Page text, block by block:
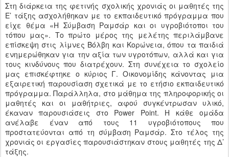
Στη διάρκεια της φετινής σχολικής χρονιάς οι μαθητές της
Ε’ τάξης ασχολήθηκαν με το εκπαιδευτικό πρόγραμμα που
είχε θέμα «H Σύμβαση Ραμσάρ και οι υγροβιότοποι του
τόπου μας». Το πρώτο μέρος της μελέτης περιλάμβανε
επίσκεψη στις λίμνες Βόλβη και Κορώνεια, όπου τα παιδιά
ενημερώθηκαν για την αξία των υγροτόπων, αλλά και για
τους κινδύνους που διατρέχουν. Στη συνέχεια το σχολείο
μας επισκέφτηκε ο κύριος Γ. Οικονομίδης κάνοντας μια
εξαιρετική παρουσίαση σχετικά με το ετήσιο εκπαιδευτικό
πρόγραμμα. Παράλληλα, στο μάθημα της πληροφορικής οι
μαθητές και οι μαθήτριες, αφού συγκέντρωσαν υλικό,
έκαναν παρουσιάσεις στο Power Point. Η κάθε ομάδα
ανέλαβε έναν από τους 11 υγροβιότοπους που
προστατεύονται από τη σύμβαση Ραμσάρ. Στο τέλος της
χρονιάς οι εργασίες παρουσιάστηκαν στους μαθητές της Δ’
τάξης.